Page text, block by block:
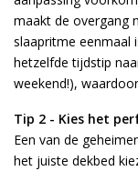
maakt de overgang
slaapritme eenmaal
hetzelfde tijdstip
weekend!),
Tip 2 - Kies het
Een van de
het juiste dekbed